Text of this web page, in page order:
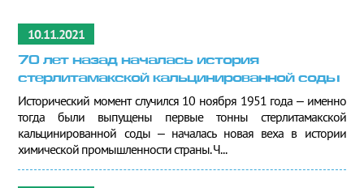
10.11.2021
70 лет назад началась история
стерлитамакской кальцинированной соды
Исторический момент случился 10 ноября 1951 года – именно
тогда были выпущены первые тонны стерлитамакской
кальцинированной соды – началась новая веха в истории
химической промышленности страны. Ч...